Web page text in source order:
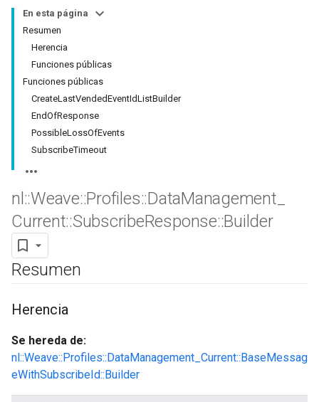
En esta página
Resumen
Herencia
Funciones públicas
Funciones públicas
CreateLastVendedEventIdListBuilder
EndOfResponse
PossibleLossOfEvents
SubscribeTimeout
nl ::Weave::Profiles::DataManagement
Current::SubscribeResponse::Builder
Resumen
Herencia
Se hereda de:
nl::Weave::Profiles::DataManagement_Current::BaseMessag
eWithSubscribeId::Builder